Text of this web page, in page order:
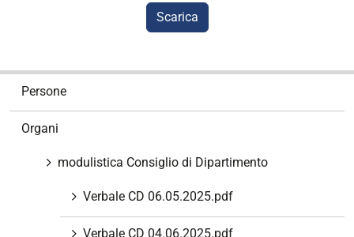
Scarica
Persone
Organi
modulistica Consiglio di Dipartimento
Verbale CD 06.05.2025.pdf
Verbale CD 04.06.2025.pdf